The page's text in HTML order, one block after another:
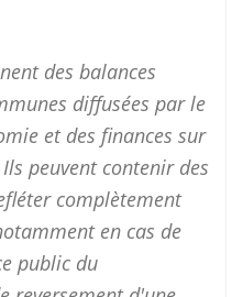
des balances
diffusées par le
et des finances sur
peuvent contenir des
complètement
en cas de
public du